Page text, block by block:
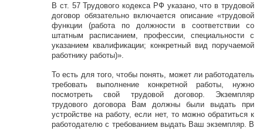
В ст. 57 Трудового кодекса РФ указано, что в трудовой
договор обязательно включается описание «трудовой
функции (работа по должности в соответствии со
штатным расписанием, профессии, специальности с
указанием квалификации; конкретный вид поручаемой
работнику работы)».
То есть для того, чтобы понять, может ли работодатель
требовать выполнение конкретной работы, нужно
посмотреть свой трудовой договор. Экземпляр
трудового договора Вам должны были выдать при
устройстве на работу, если нет, то можно обратиться к
работодателю с требованием выдать Ваш экземпляр. В